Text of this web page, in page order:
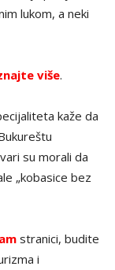
lukom, a neki
više.
kaže da
su morali da
„kobasice bez
stranici, budite
i